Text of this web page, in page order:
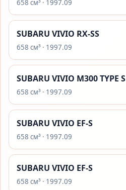
658 см³ · 1997.09
SUBARU VIVIO RX-SS
658 см³ · 1997.09
SUBARU VIVIO M300 TYPE S
658 см³ · 1997.09
SUBARU VIVIO EF-S
658 см³ · 1997.09
SUBARU VIVIO EF-S
658 см³ · 1997.09